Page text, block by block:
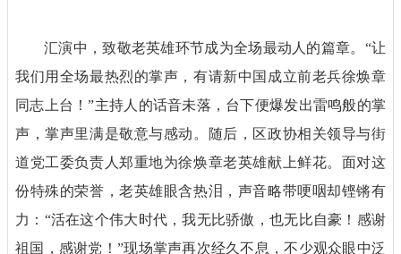
汇演中，致敬老英雄环节成为全场最动人的篇章。 “让
我们用全场最热烈的掌声，有请新中国成立前老兵徐焕章
同志上台！”主持人的话音未落，台下便爆发出雷鸣般的掌
声，掌声里满是敬意与感动。随后，区政协相关领导与街
道党工委负责人郑重地为徐焕章老英雄献上鲜花。面对这
份特殊的荣誉，老英雄眼含热泪，声音略带哽咽却铿锵有
力：“活在这个伟大时代，我无比骄傲，也无比自豪！感谢
祖国，感谢党！”现场掌声再次经久不息，不少观众眼中泛